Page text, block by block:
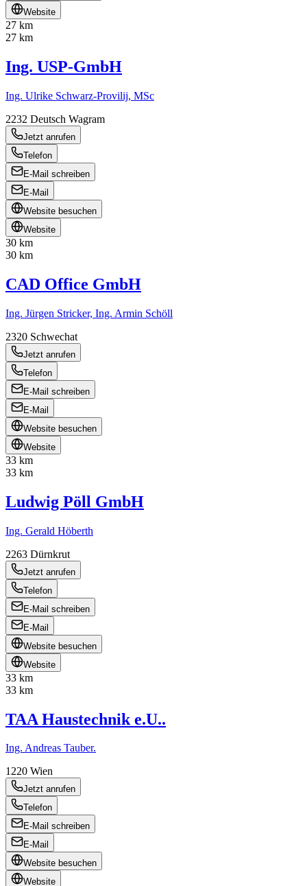
Website
27 km
27 km
Ing. USP-GmbH
Ing. Ulrike Schwarz-Provilij, MSc
2232 Deutsch Wagram
Jetzt anrufen
Telefon
E-Mail schreiben
E-Mail
Website besuchen
Website
30 km
30 km
CAD Office GmbH
Ing. Jürgen Stricker, Ing. Armin Schöll
2320 Schwechat
Jetzt anrufen
Telefon
E-Mail schreiben
E-Mail
Website besuchen
Website
33 km
33 km
Ludwig Pöll GmbH
Ing. Gerald Höberth
2263 Dürnkrut
Jetzt anrufen
Telefon
E-Mail schreiben
E-Mail
Website besuchen
Website
33 km
33 km
TAA Haustechnik e.U..
Ing. Andreas Tauber.
1220 Wien
Jetzt anrufen
Telefon
E-Mail schreiben
E-Mail
Website besuchen
Website